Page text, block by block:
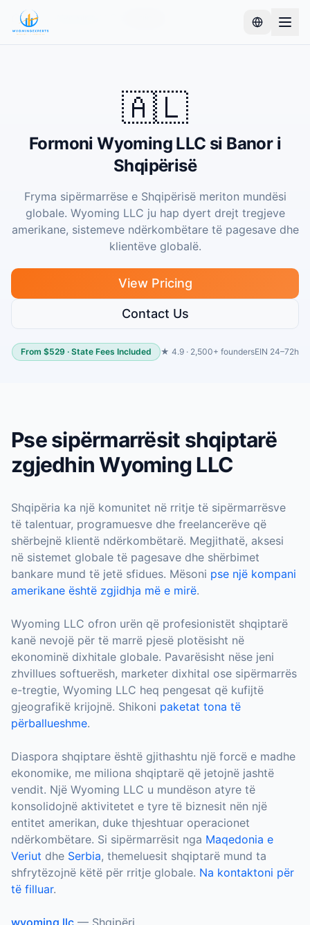
Kreu
🇦🇱
Formoni Wyoming LLC si Banor i
Shqipërisë
Fryma sipërmarrëse e Shqipërisë meriton mundësi
globale. Wyoming LLC ju hap dyert drejt tregjeve
amerikane, sistemeve ndërkombëtare të pagesave dhe
klientëve globalë.
View Pricing
Contact Us
From $529 · State Fees Included ★ 4.9 · 2,500+ foundersEIN 24–72h
Pse sipërmarrësit shqiptarë
zgjedhin Wyoming LLC
Shqipëria ka një komunitet në rritje të sipërmarrësve
të talentuar, programuesve dhe freelancerëve që
shërbejnë klientë ndërkombëtarë. Megjithatë, aksesi
në sistemet globale të pagesave dhe shërbimet
bankare mund të jetë sfidues. Mësoni pse një kompani
amerikane është zgjidhja më e mirë.
Wyoming LLC ofron urën që profesionistët shqiptarë
kanë nevojë për të marrë pjesë plotësisht në
ekonominë dixhitale globale. Pavarësisht nëse jeni
zhvillues softuerësh, marketer dixhital ose sipërmarrës
e-tregtie, Wyoming LLC heq pengesat që kufijtë
gjeografikë krijojnë. Shikoni paketat tona të
përballueshme.
Diaspora shqiptare është gjithashtu një forcë e madhe
ekonomike, me miliona shqiptarë që jetojnë jashtë
vendit. Një Wyoming LLC u mundëson atyre të
konsolidojnë aktivitetet e tyre të biznesit nën një
entitet amerikan, duke thjeshtuar operacionet
ndërkombëtare. Si sipërmarrësit nga Maqedonia e
Veriut dhe Serbia, themeluesit shqiptarë mund ta
shfrytëzojnë këtë për rritje globale. Na kontaktoni për
të filluar.
wyoming llc — Shqipëri